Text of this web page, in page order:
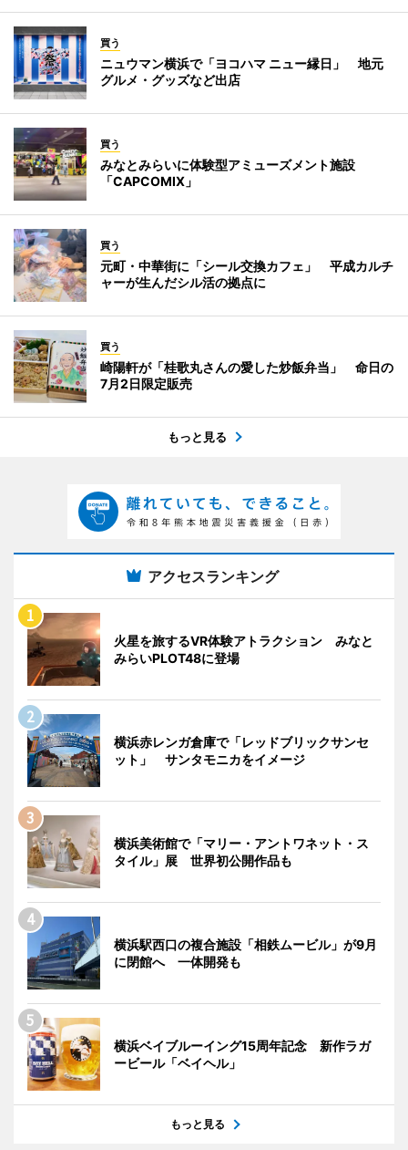
買う
ニュウマン横浜で「ヨコハマ ニュー縁日」 地元
グルメ・グッズなど出店
買う
みなとみらいに体験型アミューズメント施設
「CAPCOMIX」
買う
元町・中華街に「シール交換カフェ」 平成カルチ
ャーが生んだシル活の拠点に
買う
崎陽軒が「桂歌丸さんの愛した炒飯弁当」 命日の
7月2日限定販売
もっと見る
アクセスランキング
火星を旅するVR体験アトラクション みなと
みらいPLOT48に登場
横浜赤レンガ倉庫で「レッドブリックサンセ
ット」 サンタモニカをイメージ
横浜美術館で「マリー・アントワネット・ス
タイル」展 世界初公開作品も
横浜駅西口の複合施設「相鉄ムービル」が9月
に閉館へ 一体開発も
横浜ベイブルーイング15周年記念 新作ラガ
ービール「ベイヘル」
もっと見る